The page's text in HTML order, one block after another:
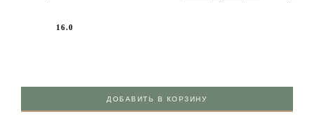
16.0
ДОБАВИТЬ В КОРЗИНУ